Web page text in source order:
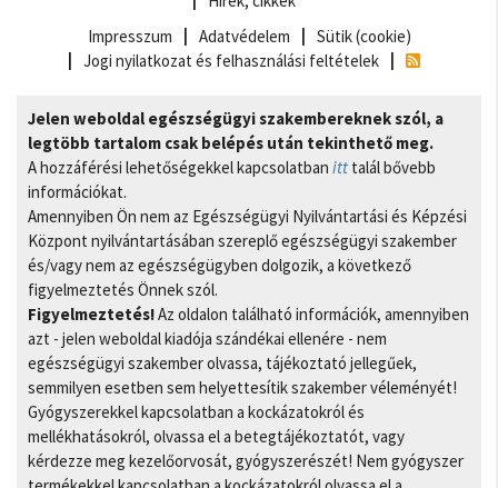
Impresszum
Adatvédelem
Sütik (cookie)
Jogi nyilatkozat és felhasználási feltételek
Jelen weboldal egészségügyi szakembereknek szól, a
legtöbb tartalom csak belépés után tekinthető meg.
A hozzáférési lehetőségekkel kapcsolatban itt talál bővebb
információkat.
Amennyiben Ön nem az Egészségügyi Nyilvántartási és Képzési
Központ nyilvántartásában szereplő egészségügyi szakember
és/vagy nem az egészségügyben dolgozik, a következő
figyelmeztetés Önnek szól.
Figyelmeztetés!Az oldalon található információk, amennyiben
azt - jelen weboldal kiadója szándékai ellenére - nem
egészségügyi szakember olvassa, tájékoztató jellegűek,
semmilyen esetben sem helyettesítik szakember véleményét!
Gyógyszerekkel kapcsolatban a kockázatokról és
mellékhatásokról, olvassa el a betegtájékoztatót, vagy
kérdezze meg kezelőorvosát, gyógyszerészét! Nem gyógyszer